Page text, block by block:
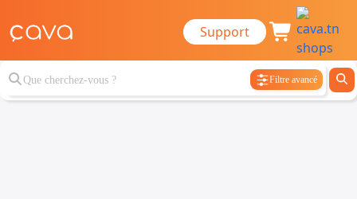
Support
Filtre avancé